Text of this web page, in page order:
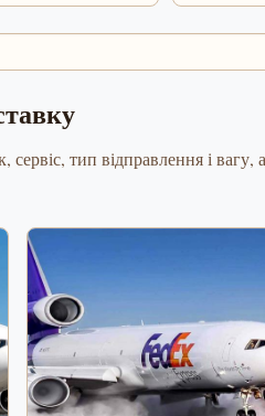
тип відправлення і вагу,